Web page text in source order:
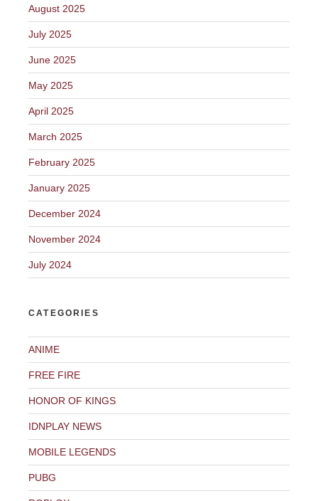
August 2025
July 2025
June 2025
May 2025
April 2025
March 2025
February 2025
January 2025
December 2024
November 2024
July 2024
CATEGORIES
ANIME
FREE FIRE
HONOR OF KINGS
IDNPLAY NEWS
MOBILE LEGENDS
PUBG